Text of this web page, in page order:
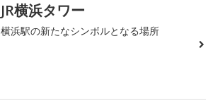
JR横浜タワー
横浜駅の新たなシンボルとなる場所